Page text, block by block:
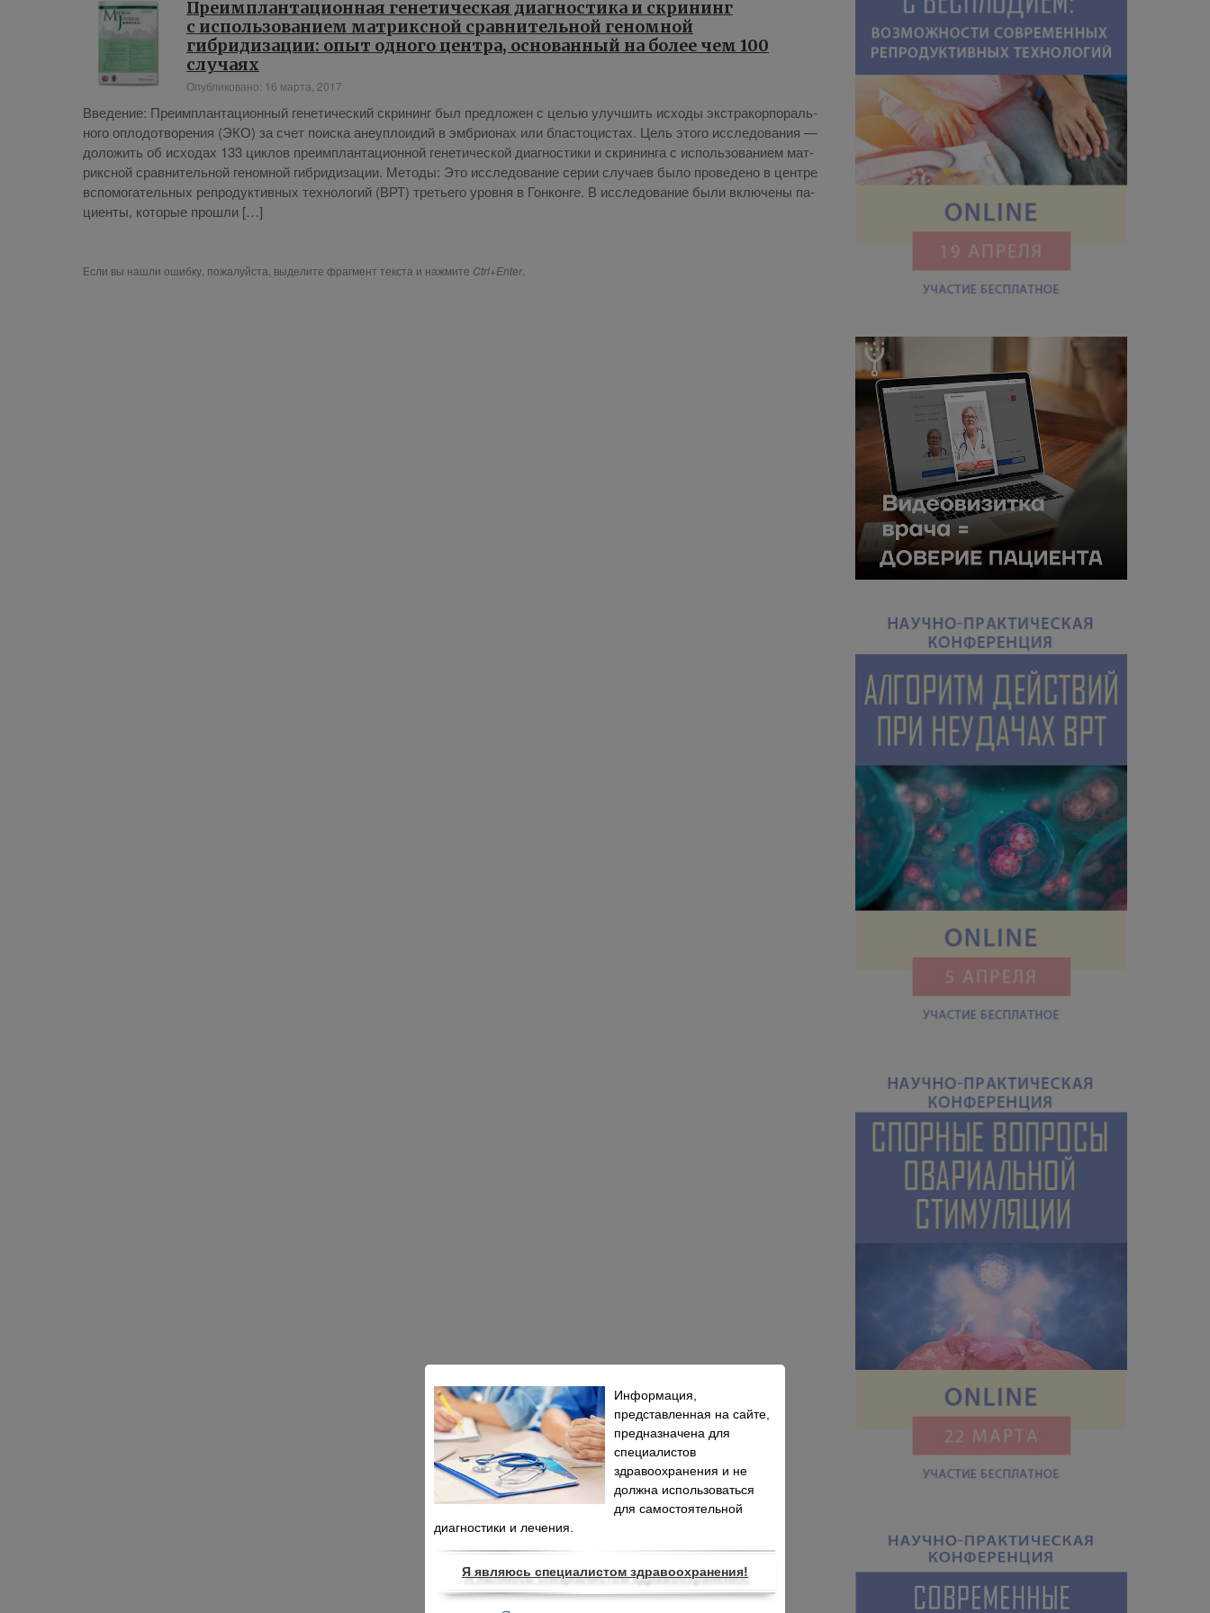
Преимплантационная генетическая диагностика и скрининг
с использованием матриксной сравнительной геномной
гибридизации: опыт одного центра, основанный на более чем 100
случаях
Опубликовано: 16 марта, 2017
Вве­де­ние: Пре­им­план­та­ци­он­ный ге­не­ти­че­ский скри­нинг был пред­ло­жен с це­лью улуч­шить ис­хо­ды экс­тра­кор­по­раль­
но­го опло­до­тво­ре­ния (ЭКО) за счет по­ис­ка ане­уп­ло­и­дий в эм­бри­о­нах или бла­сто­ци­стах. Цель это­го ис­сле­до­ва­ния —
до­ло­жить об ис­хо­дах 133 цик­лов пре­им­план­та­ци­он­ной ге­не­ти­че­ской ди­а­гно­сти­ки и скри­нин­га с ис­поль­зо­ва­ни­ем мат­
рикс­ной срав­ни­тель­ной ге­ном­ной ги­бри­ди­за­ции. Ме­то­ды: Это ис­сле­до­ва­ние се­рии слу­ча­ев бы­ло про­ве­де­но в цен­тре
вспо­мо­га­тель­ных ре­про­дук­тив­ных тех­но­ло­гий (ВРТ) тре­тье­го уров­ня в Гон­кон­ге. В ис­сле­до­ва­ние бы­ли вклю­че­ны па­
ци­ен­ты, ко­то­рые про­шли […]
Если вы нашли ошибку, пожалуйста, выделите фрагмент текста и нажмите Ctrl+Enter.
Информация,
представленная на сайте,
предназначена для
специалистов
здравоохранения и не
должна использоваться
для самостоятельной
диагностики и лечения.
Я являюсь специалистом здравоохранения!